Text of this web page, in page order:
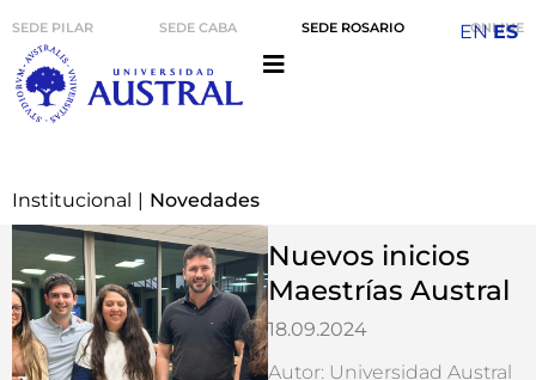
SEDE PILAR SEDE CABA SEDE ROSARIO ONLINE
Institucional | Novedades
Nuevos inicios
Maestrías Austral
18.09.2024
Autor: Universidad Austral
EN ES